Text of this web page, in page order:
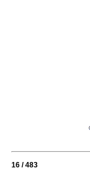
16 / 483